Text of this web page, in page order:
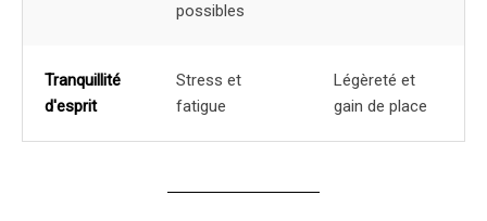
possibles
Tranquillité
d'esprit
Stress et
fatigue
Légèreté et
gain de place